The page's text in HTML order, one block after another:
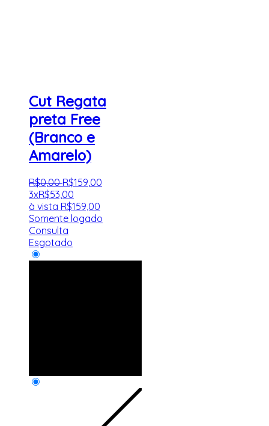
Cut Regata
preta Free
(Branco e
Amarelo)
R$0,00 R$159 00
3xR$53,00
à vista R$159,00
Somente logado
Consulta
Esgotado